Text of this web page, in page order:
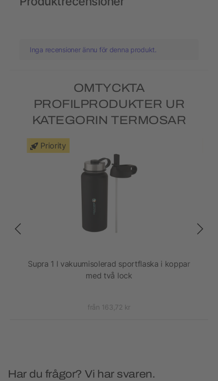
Inga recensioner ännu för denna produkt.
OMTYCKTA
PROFILPRODUKTER UR
KATEGORIN TERMOSAR
Priority
Supra 1 l vakuumisolerad sportflaska i koppar
med två lock
från 163,72 kr
Har du frågor? Vi har svaren.